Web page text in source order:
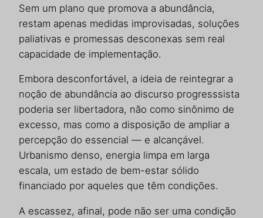
Sem um plano que promova a abundância,
restam apenas medidas improvisadas, soluções
paliativas e promessas desconexas sem real
capacidade de implementação.
Embora desconfortável, a ideia de reintegrar a
noção de abundância ao discurso progresssista
poderia ser libertadora, não como sinônimo de
excesso, mas como a disposição de ampliar a
percepção do essencial — e alcançável.
Urbanismo denso, energia limpa em larga
escala, um estado de bem-estar sólido
financiado por aqueles que têm condições.
A escassez, afinal, pode não ser uma condição